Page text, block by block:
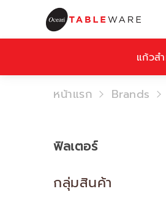
แก้วส
หน้าแรก Brands
ฟิลเตอร์
กลุ่มสินค้า